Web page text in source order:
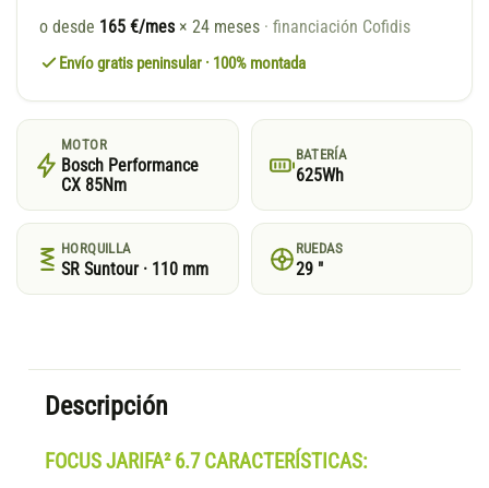
o desde 165 €/mes × 24 meses · financiación Cofidis
Envío gratis peninsular · 100% montada
MOTOR
Bosch Performance
CX 85Nm
BATERÍA
625Wh
HORQUILLA
SR Suntour · 110 mm
RUEDAS
29 "
Descripción
FOCUS JARIFA² 6.7 CARACTERÍSTICAS: